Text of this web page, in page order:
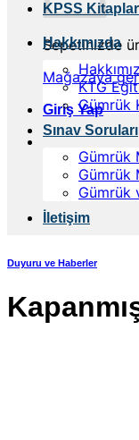
Sepetinizde
Mağazaya
Giriş Yap
KPSS
Hakkımızda
KTG
Gümrük
Sınav Soruları
Gümrük
Gümrük
Gümrük
İletişim
Duyuru ve Haberler